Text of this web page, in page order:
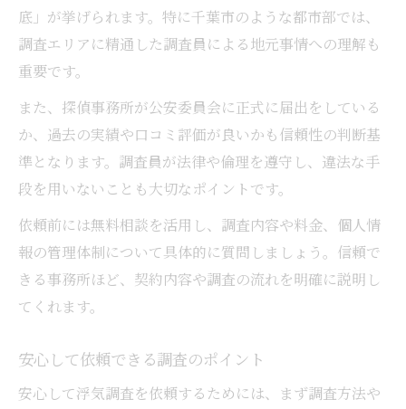
底」が挙げられます。特に千葉市のような都市部では、
調査エリアに精通した調査員による地元事情への理解も
重要です。
また、探偵事務所が公安委員会に正式に届出をしている
か、過去の実績や口コミ評価が良いかも信頼性の判断基
準となります。調査員が法律や倫理を遵守し、違法な手
段を用いないことも大切なポイントです。
依頼前には無料相談を活用し、調査内容や料金、個人情
報の管理体制について具体的に質問しましょう。信頼で
きる事務所ほど、契約内容や調査の流れを明確に説明し
てくれます。
安心して依頼できる調査のポイント
安心して浮気調査を依頼するためには、まず調査方法や